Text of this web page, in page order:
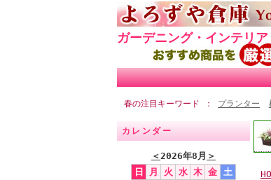
ガーデニング・インテリ
春の注目キーワード プランター
カレンダー
＜2026年8月 ＞
日
月 火 水 木 金 土